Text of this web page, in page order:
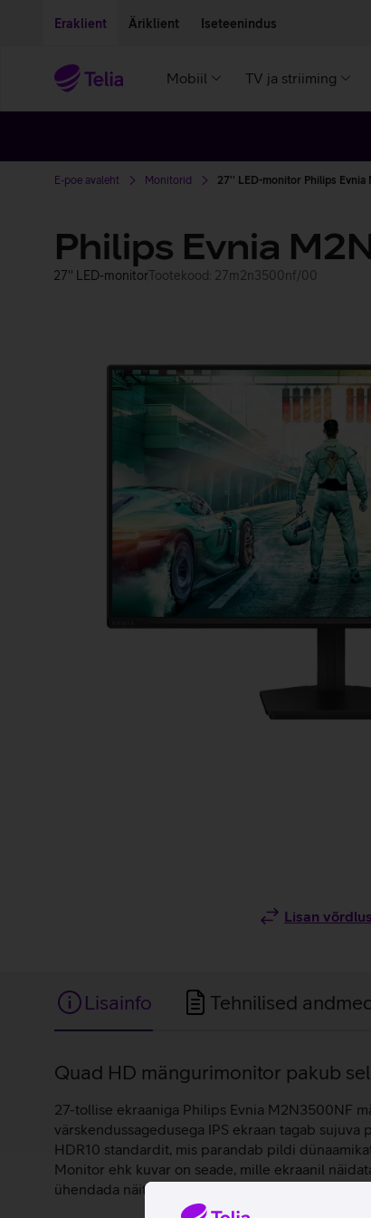
Eraklient Äriklient Iseteenindus
Mobiil TV ja striiming
E-poe avaleht Monitorid 27'' LED-monitor Philips Evnia
Philips Evnia
27'' LED-monitorTootekood: 27m2n3500nf/00
Lisan
Lisainfo Tehnilised
Lisainfo
Quad HD mängurimonitor pakub
27-tollise ekraaniga Philips Evnia M2N3500NF
värskendussagedusega IPS ekraan tagab
HDR10 standardit, mis parandab pildi
Monitor ehk kuvar on seade, mille ekraanil
ühendada näiteks sülearvutiga, kui on vaja näha